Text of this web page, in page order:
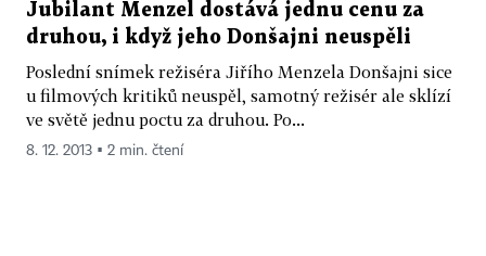
Jubilant Menzel dostává jednu cenu za
druhou, i když jeho Donšajni neuspěli
Poslední snímek režiséra Jiřího Menzela Donšajni sice
u filmových kritiků neuspěl, samotný režisér ale sklízí
ve světě jednu poctu za druhou. Po...
8. 12. 2013 ▪ 2 min. čtení